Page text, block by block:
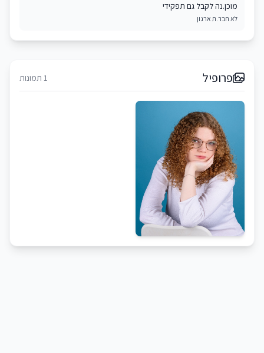
מוכן.נה לקבל גם תפקידי
לא חבר.ת ארגון
פרופיל 1 תמונות